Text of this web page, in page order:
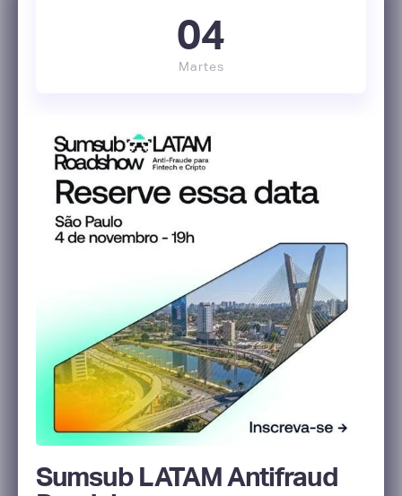
04
Martes
Sumsub LATAM Antifraud